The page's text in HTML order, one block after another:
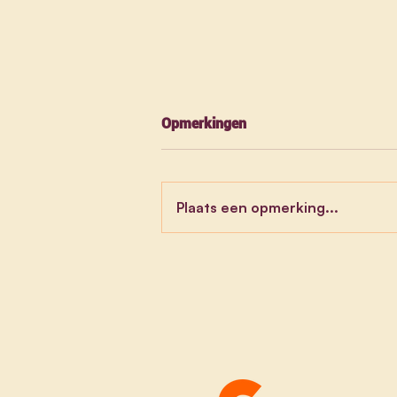
Opmerkingen
Plaats een opmerking...